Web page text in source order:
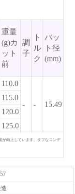
重量
(g)カ
ット
前
調
子
ト
ル
ク
バッ
ト径
(mm)
110.0
- - 15.49
115.0
120.0
125.0
が向上しています。タフなコンデ
57